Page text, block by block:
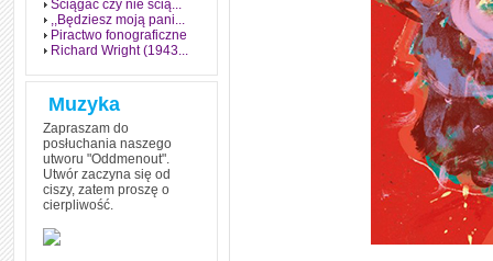
Ściągać czy nie ścią...
,,Będziesz moją pani...
Piractwo fonograficzne
Richard Wright (1943...
Muzyka
Zapraszam do
posłuchania naszego
utworu "Oddmenout".
Utwór zaczyna się od
ciszy, zatem proszę o
cierpliwość.
Jak stworzyć fenomen